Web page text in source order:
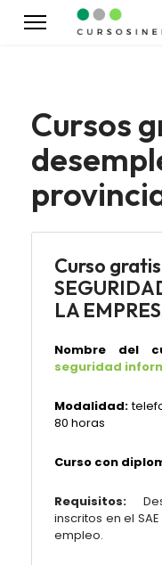
Cursos
Curso
LA
Nombre del
seguridad
Modalidad:
80 horas
Curso con
Requisitos:
inscritos en el
empleo.